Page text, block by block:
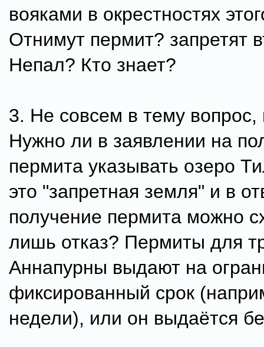
вояками в окрестностях
Отнимут пермит? запретят
Непал? Кто знает?
3. Не совсем в тему вопрос,
Нужно ли в заявлении на
пермита указывать озеро
это "запретная земля" и в
получение пермита можно
лишь отказ? Пермиты для
Аннапурны выдают на
фиксированный срок
недели), или он выдаётся